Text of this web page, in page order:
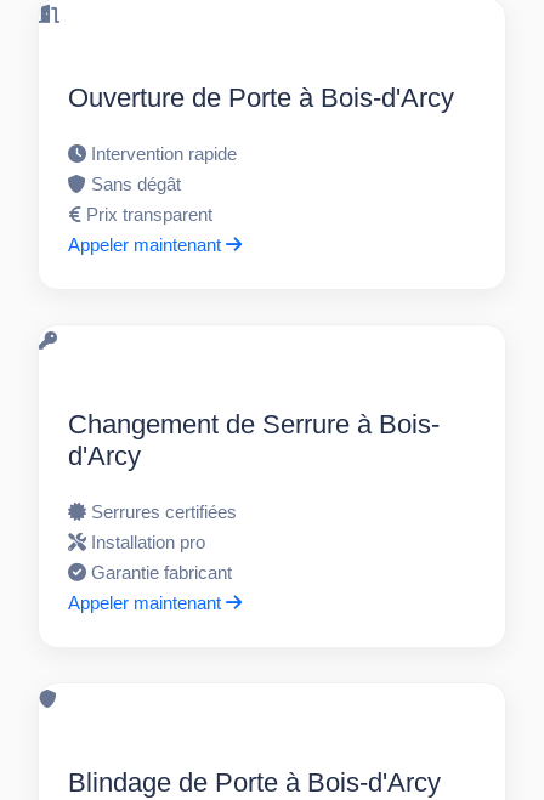
Ouverture de Porte à Bois-d'Arcy
Intervention rapide
Sans dégât
Prix transparent
Appeler maintenant
Changement de Serrure à Bois-
d'Arcy
Serrures certifiées
Installation pro
Garantie fabricant
Appeler maintenant
Blindage de Porte à Bois-d'Arcy